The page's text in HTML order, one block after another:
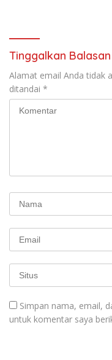
Tinggalkan Balasan
Alamat email Anda tidak
ditandai *
Simpan nama, email,
untuk komentar saya